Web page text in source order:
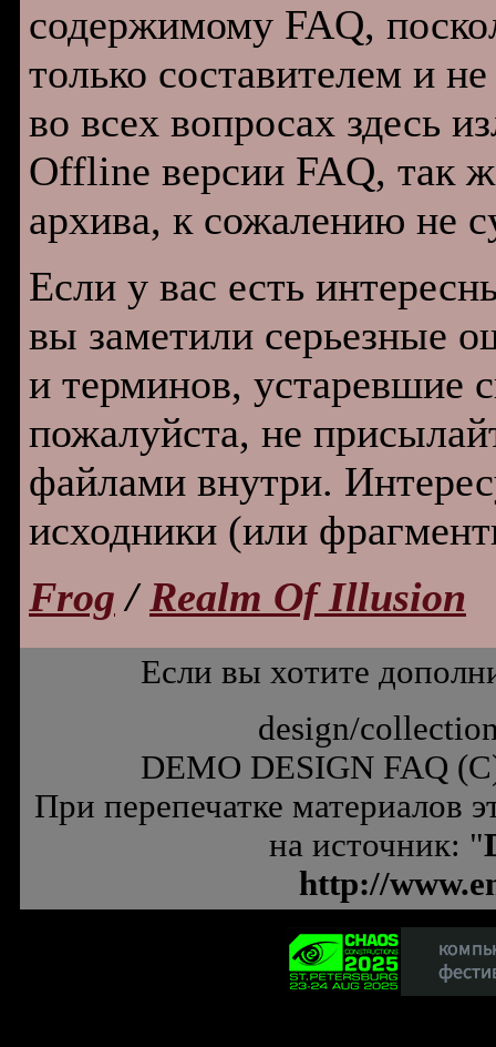
содержимому FAQ,
только составителем и
во всех вопросах здесь
Offline версии FAQ, так
архива, к сожалению не
Если у вас есть
вы заметили серьезные
и терминов, устаревшие
пожалуйста, не
файлами внутри.
исходники (или
Frog /Realm Of Illusion
Если вы хотите
design/
DEMO DESIGN FAQ
При перепечатке материалов
на источник: "
http://